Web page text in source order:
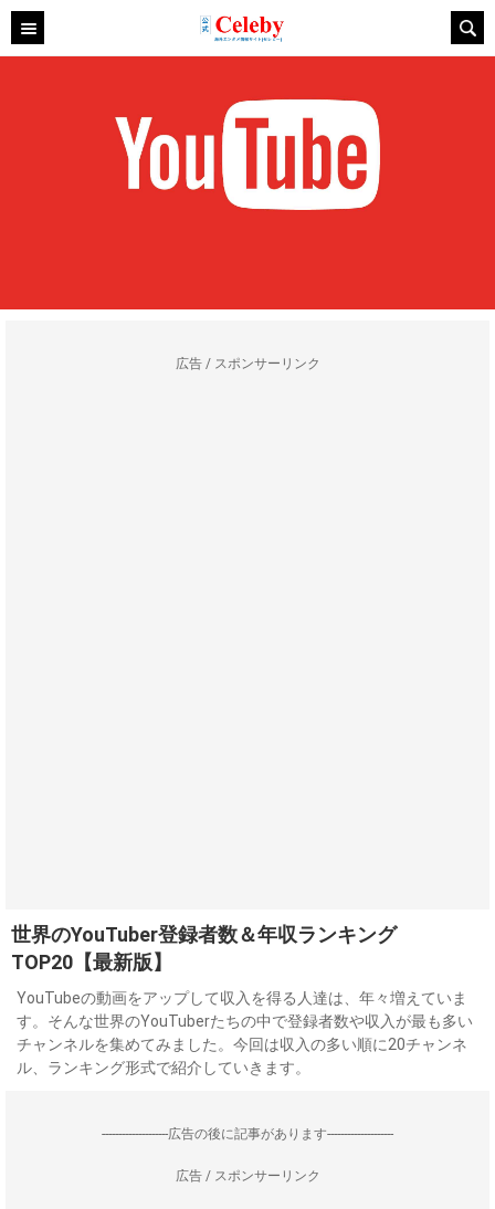
広告 / スポンサーリンク
世界のYouTuber登録者数＆年収ランキング
TOP20【最新版】
YouTubeの動画をアップして収入を得る人達は、年々増えていま
す。そんな世界のYouTuberたちの中で登録者数や収入が最も多い
チャンネルを集めてみました。今回は収入の多い順に20チャンネ
ル、ランキング形式で紹介していきます。
--------------------広告の後に記事があります--------------------
広告 / スポンサーリンク